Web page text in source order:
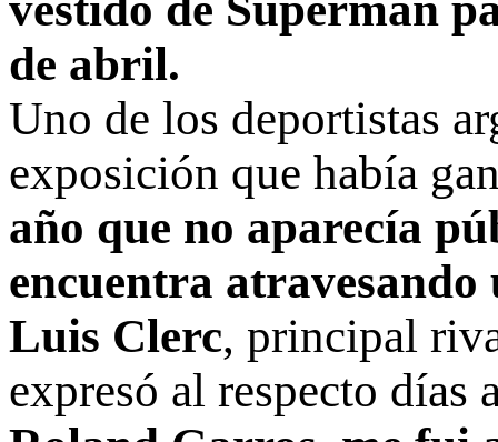
de abril.
Uno de los deportistas
exposición que había
año que no aparecía
encuentra
Luis Clerc, principal
expresó al respecto días